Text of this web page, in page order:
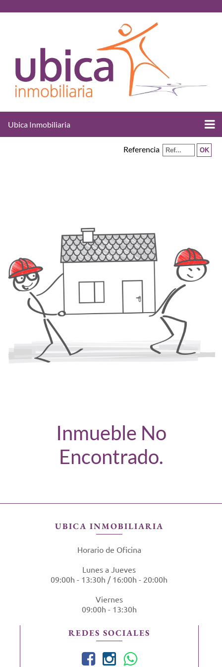
Ubica Inmobiliaria
Referencia
Inmueble No
Encontrado.
UBICA INMOBILIARIA
Horario de Oficina
Lunes a Jueves
09:00h - 13:30h / 16:00h - 20:00h
Viernes
09:00h - 13:30h
REDES SOCIALES